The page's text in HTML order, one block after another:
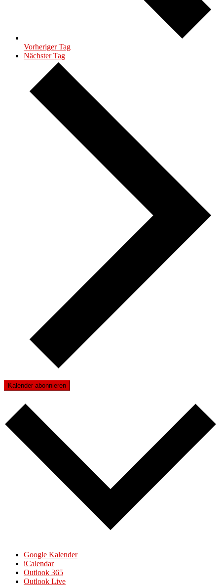
Vorheriger Tag
Nächster Tag
Kalender abonnieren
Google Kalender
iCalendar
Outlook 365
Outlook Live